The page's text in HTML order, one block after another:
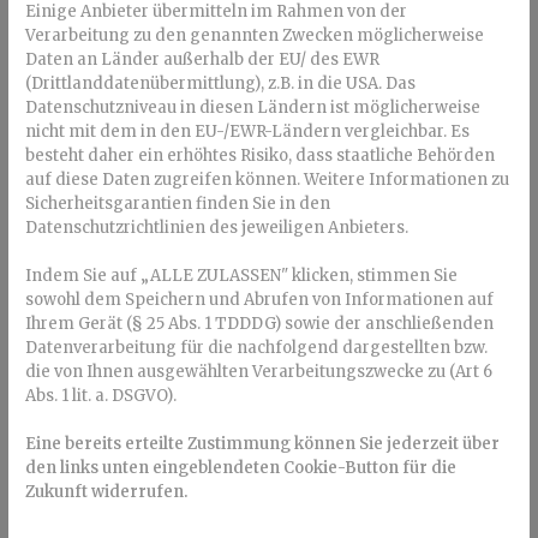
Keramikbrackets haben auch Nachteile. Sie entstehen vor
allem durch die Härte des Materials. Keramik kann im
Gegensatz zu Metall brechen, zum Beispiel, wenn man beim
Essen aus Versehen auf ein Bracket beißt. Auch beim
Bogenwechsel kann man nicht ausschließen, dass mal ein
Stück vom Bracket abplatzt.
Bei Keramikbrackets im Unterkiefer besteht zudem die
Gefahr, dass beim Zusammenbeißen die oberen
Schneidezähne beschädigt werden – denn Keramik ist
härter als Zahnschmelz. Deshalb entscheiden sich viele
Patienten für eine Kombination aus Keramik- im Oberkiefer
und Metallbrackets im Unterkiefer.
Keramikbrackets sind zudem teurer als Metallbrackets. Die
Kosten werden nicht von der gesetzlichen Krankenkasse
Gibt es Alternativen zu
Keramikbrackets?
Einige Anbieter übermitteln im Rahmen von der
Verarbeitung zu den genannten Zwecken möglicherweise
Daten an Länder außerhalb der EU/ des EWR
(Drittlanddatenübermittlung), z.B. in die USA. Das
Datenschutzniveau in diesen Ländern ist möglicherweise
nicht mit dem in den EU-/EWR-Ländern vergleichbar. Es
besteht daher ein erhöhtes Risiko, dass staatliche Behörden
auf diese Daten zugreifen können. Weitere Informationen zu
Sicherheitsgarantien finden Sie in den
Datenschutzrichtlinien des jeweiligen Anbieters.
Indem Sie auf „ALLE ZULASSEN" klicken, stimmen Sie
sowohl dem Speichern und Abrufen von Informationen auf
Ihrem Gerät (§ 25 Abs. 1 TDDDG) sowie der anschließenden
Datenverarbeitung für die nachfolgend dargestellten bzw.
die von Ihnen ausgewählten Verarbeitungszwecke zu (Art 6
Abs. 1 lit. a. DSGVO).
Eine bereits erteilte Zustimmung können Sie jederzeit über
den links unten eingeblendeten Cookie-Button für die
Zukunft widerrufen.